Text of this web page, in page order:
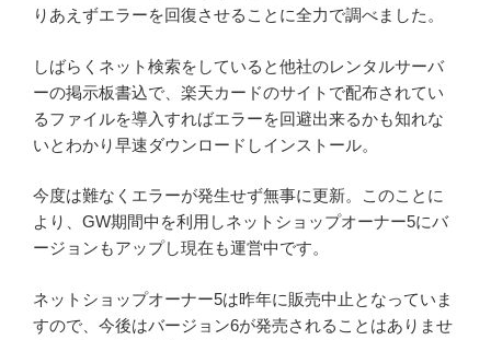
りあえずエラーを回復させることに全力で調べました。
しばらくネット検索をしていると他社のレンタルサーバ
ーの掲示板書込で、楽天カードのサイトで配布されてい
るファイルを導入すればエラーを回避出来るかも知れな
いとわかり早速ダウンロードしインストール。
今度は難なくエラーが発生せず無事に更新。このことに
より、GW期間中を利用しネットショップオーナー5にバ
ージョンもアップし現在も運営中です。
ネットショップオーナー5は昨年に販売中止となっていま
すので、今後はバージョン6が発売されることはありませ